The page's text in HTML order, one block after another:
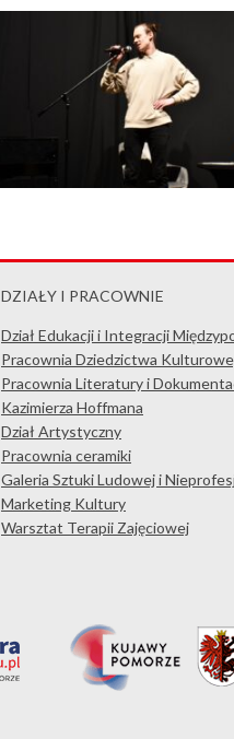
DZIAŁY I PRACOWNIE
Dział Edukacji i Integracji
Pracownia Dziedzictwa
Pracownia Literatury i
Kazimierza Hoffmana
Dział Artystyczny
Pracownia ceramiki
Galeria Sztuki Ludowej i
Marketing Kultury
Warsztat Terapii Zajęciowej